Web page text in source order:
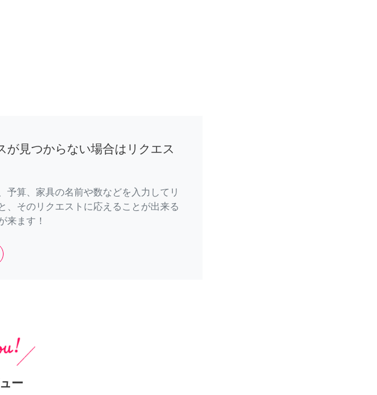
が見つからない場合はリクエス
予算、家具の名前や数などを入力してリ
、そのリクエストに応えることが出来る
来ます！
ー